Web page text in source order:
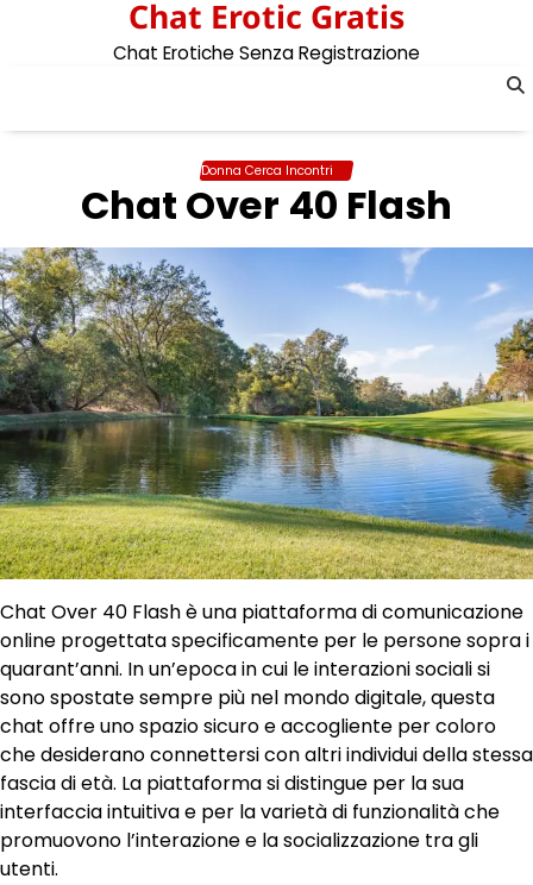
Chat Erotic Gratis
Chat Erotiche Senza Registrazione
Donna Cerca Incontri
Chat Over 40 Flash
Chat Over 40 Flash è una piattaforma di comunicazione
online progettata specificamente per le persone sopra i
quarant’anni. In un’epoca in cui le interazioni sociali si
sono spostate sempre più nel mondo digitale, questa
chat offre uno spazio sicuro e accogliente per coloro
che desiderano connettersi con altri individui della stessa
fascia di età. La piattaforma si distingue per la sua
interfaccia intuitiva e per la varietà di funzionalità che
promuovono l’interazione e la socializzazione tra gli
utenti.